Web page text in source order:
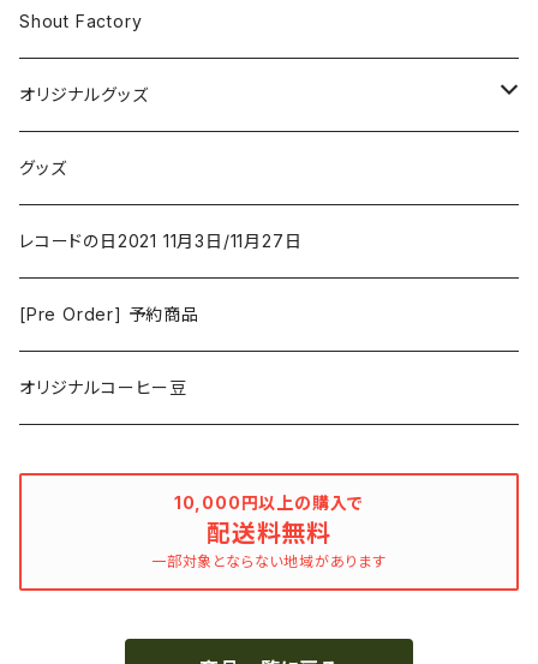
アクション/クライム
コメディ
ファンタジー/アドベンチャー
アニメーション
ゲーム
ミュージカル/音楽/ドキュメンタリー/コンピ
Iron and Wine
Hovvdy
Grouper
Bill Callahan
Phoebe Bridgers
Electronic & Ambient
New Order
Jazz
Shout Factory
オリジナルグッズ
コーヒー
洋服
グッズ
レコードの日2021 11月3日/11月27日
[Pre Order] 予約商品
オリジナルコーヒー豆
10,000円以上の購入で
配送料無料
一部対象とならない地域があります